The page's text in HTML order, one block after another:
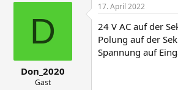
D
Don_2020
Gast
17. April 2022
24 V AC auf der
Polung auf der
Spannung auf